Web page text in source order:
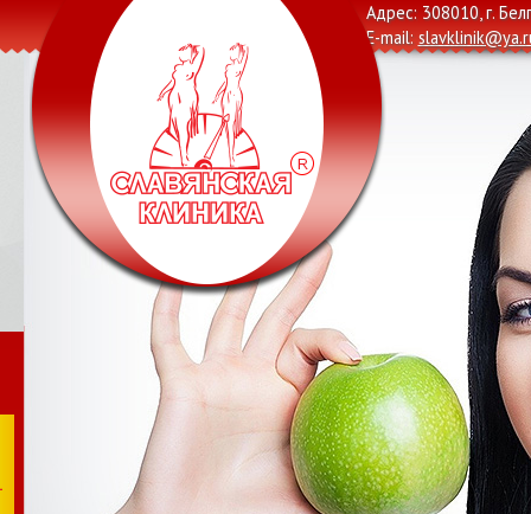
Адрес: 308010, г.
E-mail: